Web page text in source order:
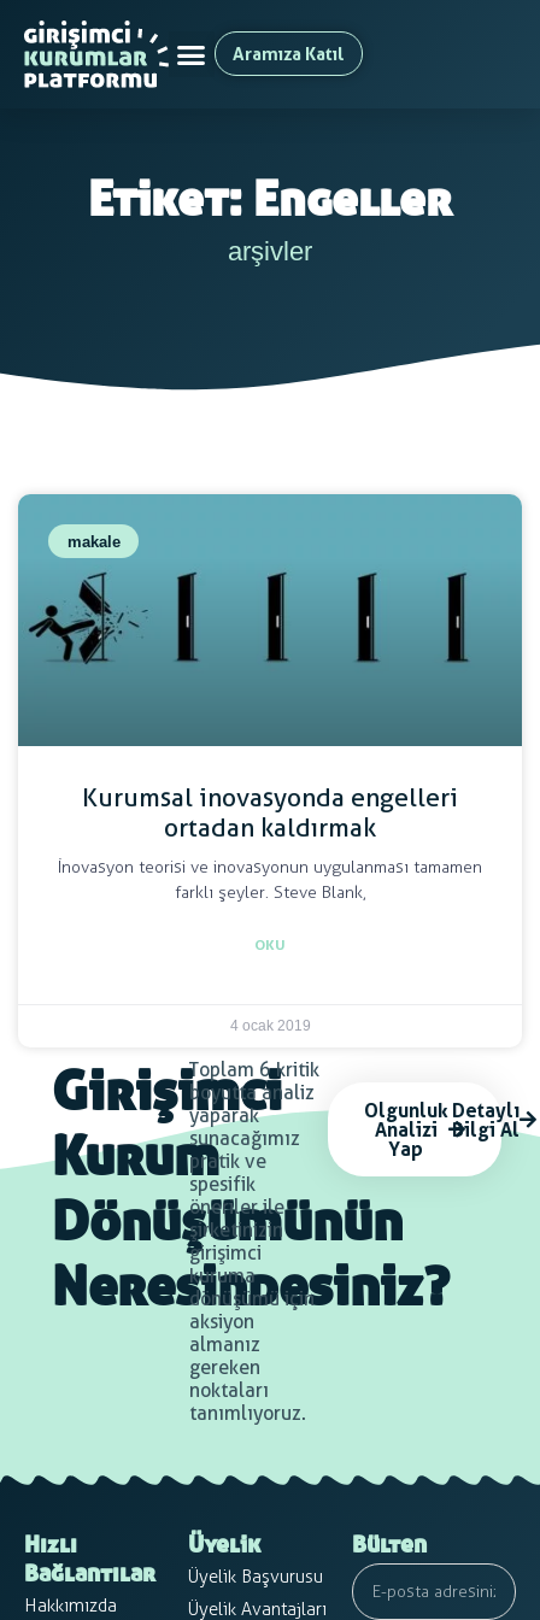
Aramıza Katıl
Etiket: Engeller
arşivler
makale
Kurumsal inovasyonda engelleri
ortadan kaldırmak
İnovasyon teorisi ve inovasyonun uygulanması tamamen
farklı şeyler. Steve Blank,
OKU
4 ocak 2019
Girişimci
Kurum
Dönüşümünün
Neresindesiniz?
Toplam 6 kritik
boyutta analiz
yaparak
sunacağımız
pratik ve
spesifik
öneriler ile
şirketinizin
girişimci
kuruma
dönüşümü için
aksiyon
almanız
gereken
noktaları
tanımlıyoruz.
Olgunluk
Analizi
Yap
Detaylı
Bilgi Al
Hızlı
Bağlantılar
Hakkımızda
Üyelik
Üyelik Başvurusu
Üyelik Avantajları
Bülten